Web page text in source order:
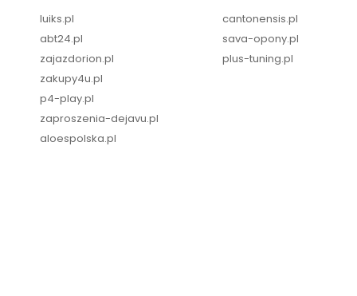
luiks.pl
abt24.pl
zajazdorion.pl
zakupy4u.pl
p4-play.pl
zaproszenia-dejavu.pl
aloespolska.pl
cantonensis.pl
sava-opony.pl
plus-tuning.pl